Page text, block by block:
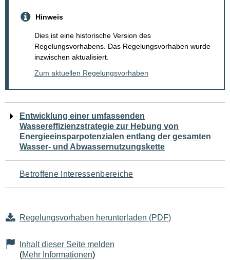
Hinweis
Dies ist eine historische Version des
Regelungsvorhabens. Das Regelungsvorhaben wurde
inzwischen aktualisiert.
Zum aktuellen Regelungsvorhaben
Navigation
für
den
Seiteninhalt
Entwicklung einer umfassenden
Wassereffizienzstrategie zur Hebung von
Energieeinsparpotenzialen entlang der gesamten
Wasser- und Abwassernutzungskette
Betroffene Interessenbereiche
Regelungsvorhaben herunterladen (PDF)
Inhalt dieser Seite melden
(Mehr Informationen)